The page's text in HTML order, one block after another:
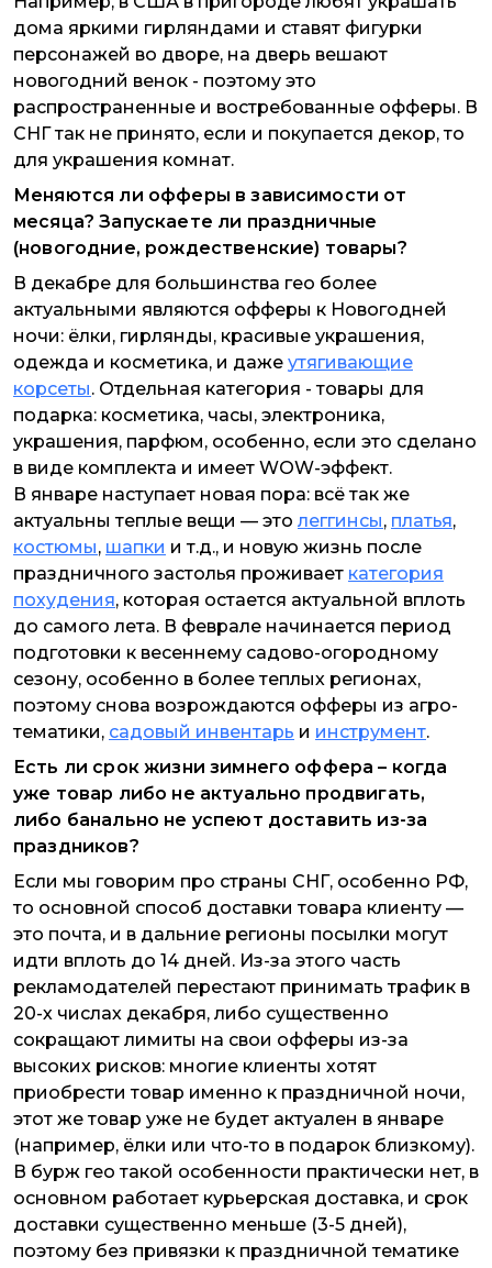
дома яркими гирляндами и ставят фигурки
персонажей во дворе, на дверь вешают
новогодний венок - поэтому это
распространенные и востребованные офферы. В
СНГ так не принято, если и покупается декор, то
для украшения комнат.
Меняются ли офферы в зависимости от
месяца? Запускаете ли праздничные
(новогодние, рождественские) товары?
В декабре для большинства гео более
актуальными являются офферы к Новогодней
ночи: ёлки, гирлянды, красивые украшения,
одежда и косметика, и даже утягивающие
корсеты. Отдельная категория - товары для
подарка: косметика, часы, электроника,
украшения, парфюм, особенно, если это сделано
в виде комплекта и имеет WOW-эффект.
В январе наступает новая пора: всё так же
актуальны теплые вещи — это леггинсы, платья,
костюмы, шапки и т.д., и новую жизнь после
праздничного застолья проживает категория
похудения, которая остается актуальной вплоть
до самого лета. В феврале начинается период
подготовки к весеннему садово-огородному
сезону, особенно в более теплых регионах,
поэтому снова возрождаются офферы из агро-
тематики, садовый инвентарь и инструмент.
Есть ли срок жизни зимнего оффера – когда
уже товар либо не актуально продвигать,
либо банально не успеют доставить из-за
праздников?
Если мы говорим про страны СНГ, особенно РФ,
то основной способ доставки товара клиенту —
это почта, и в дальние регионы посылки могут
идти вплоть до 14 дней. Из-за этого часть
рекламодателей перестают принимать трафик в
20-х числах декабря, либо существенно
сокращают лимиты на свои офферы из-за
высоких рисков: многие клиенты хотят
приобрести товар именно к праздничной ночи,
этот же товар уже не будет актуален в январе
(например, ёлки или что-то в подарок близкому).
В бурж гео такой особенности практически нет, в
основном работает курьерская доставка, и срок
доставки существенно меньше (3-5 дней),
поэтому без привязки к праздничной тематике